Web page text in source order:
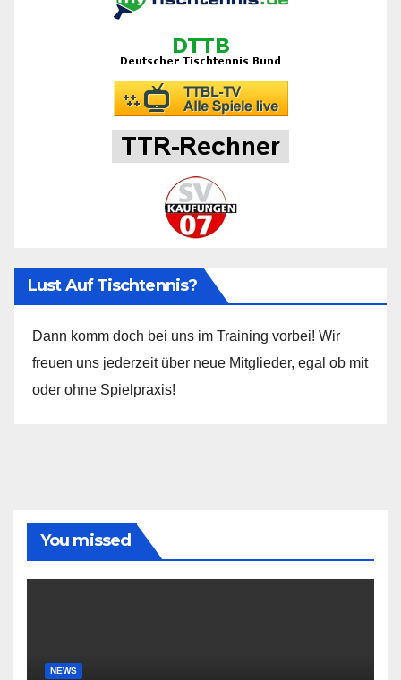
Lust Auf Tischtennis?
Dann komm doch bei uns im Training vorbei! Wir
freuen uns jederzeit über neue Mitglieder, egal ob mit
oder ohne Spielpraxis!
You missed
NEWS